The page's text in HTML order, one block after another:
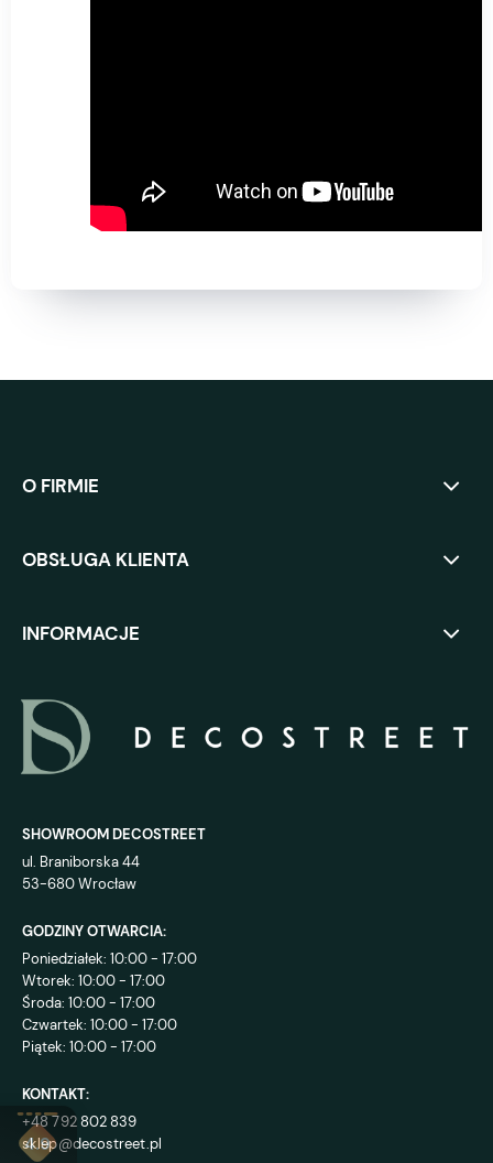
O FIRMIE
OBSŁUGA KLIENTA
INFORMACJE
SHOWROOM DECOSTREET
ul. Braniborska 44
53-680 Wrocław
GODZINY OTWARCIA:
Poniedziałek: 10:00 - 17:00
Wtorek: 10:00 - 17:00
Środa: 10:00 - 17:00
Czwartek: 10:00 - 17:00
Piątek: 10:00 - 17:00
KONTAKT:
+48 792 802 839
sklep@decostreet.pl
4.9